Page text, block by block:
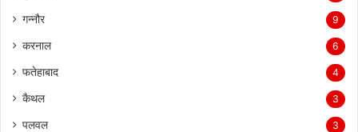
गन्नौर 9
करनाल 6
फतेहाबाद 4
कैथल 3
पलवल 3